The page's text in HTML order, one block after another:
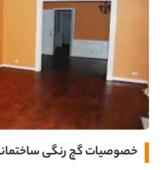
خصوصیات گچ رنگی